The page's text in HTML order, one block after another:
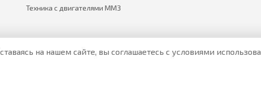
Техника с двигателями ММЗ
на нашем сайте, вы соглашаетесь с условиями